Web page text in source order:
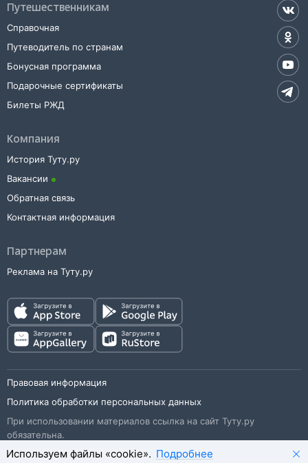
Путешественникам
Справочная
Путеводитель по странам
Бонусная программа
Подарочные сертификаты
Билеты РЖД
Компания
История Туту.ру
Вакансии
Обратная связь
Контактная информация
Партнерам
Реклама на Туту.ру
Правовая информация
Политика обработки персональных данных
При использовании материалов ссылка на сайт Туту.ру
обязательна.
Используем файлы «cookie». Подробнее